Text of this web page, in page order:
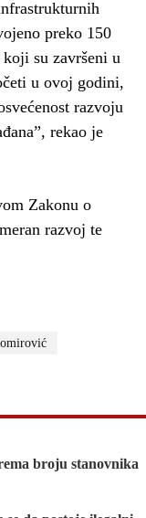
preko 150
su završeni u
u ovoj godini,
razvoju
rekao je
Zakonu o
razvoj te
broju stanovnika